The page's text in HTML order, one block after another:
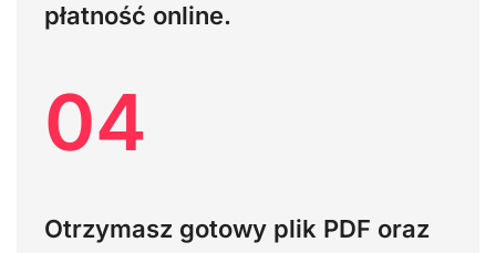
płatność online.
04
Otrzymasz gotowy plik PDF oraz